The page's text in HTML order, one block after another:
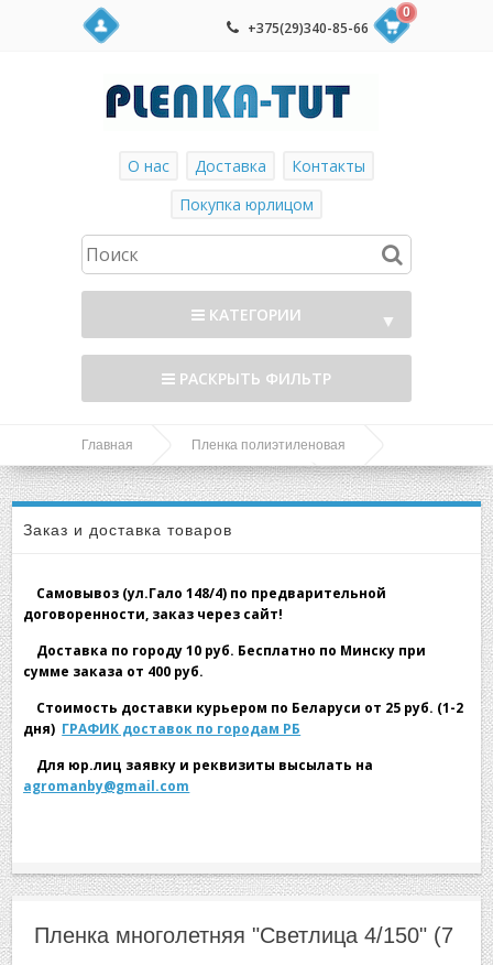
+375(29)340-85-66
0
О нас Доставка
Контакты
Покупка юрлицом
КАТЕГОРИИ ▼
РАСКРЫТЬ ФИЛЬТР
▼
Главная Пленка полиэтиленовая
Пленка для теплиц (многолетняя) Пленка
многолетняя ''Светлица 4/150'' (7 лет)
Заказ и доставка товаров
Самовывоз (ул.Гало 148/4) по предварительной
договоренности, заказ через сайт!
Доставка по городу 10 руб. Бесплатно по Минску при
сумме заказа от 400 руб.
Стоимость доставки курьером по Беларуси от 25 руб. (1-2
дня) ГРАФИК доставок по городам РБ
Для юр.лиц заявку и реквизиты высылать на
agromanby@gmail.com
Пленка многолетняя "Светлица 4/150" (7